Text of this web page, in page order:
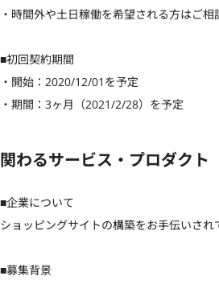
・時間外や土日稼働を希望される方はご相
■初回契約期間
・開始：2020/12/01を予定
・期間：3ヶ月（2021/2/28）を予定
関わるサービス・プロダクト
■企業について
ショッピングサイトの構築をお手伝いされ
■募集背景